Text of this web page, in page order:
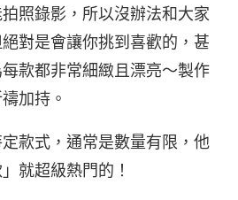
照錄影，所以沒辦法和大家
對是會讓你挑到喜歡的，甚
款都非常細緻且漂亮～製作
加持。
款式，通常是數量有限，他
就超級熱門的！